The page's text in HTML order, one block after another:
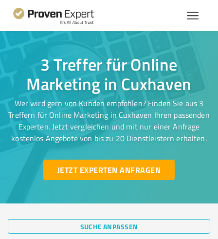
3 Treffer für Online
Marketing in Cuxhaven
Wer wird gern von Kunden empfohlen? Finden Sie aus 3
Treffern für Online Marketing in Cuxhaven Ihren passenden
Experten. Jetzt vergleichen und mit nur einer Anfrage
kostenlos Angebote von bis zu 20 Dienstleistern erhalten.
JETZT EXPERTEN ANFRAGEN
SUCHE ANPASSEN